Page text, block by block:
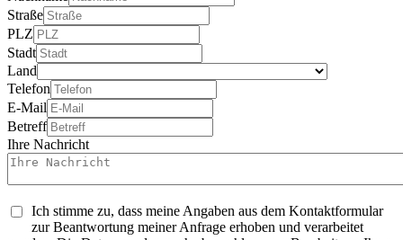
Straße
PLZ
Stadt
Land
Telefon
E-Mail
Betreff
Ihre Nachricht
Ich stimme zu, dass meine Angaben aus dem Kontaktformular
zur Beantwortung meiner Anfrage erhoben und verarbeitet